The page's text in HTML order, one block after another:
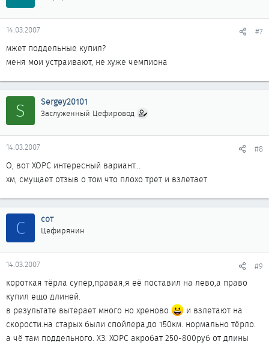
14.03.2007 #7
мжет поддельные купил?
меня мои устраивают, не хуже чемпиона
S Sergey20101
Заслуженный Цефировод
14.03.2007 #8
О, вот ХОРС интересный вариант...
хм, смущает отзыв о том что плохо трет и взлетает
С сот
Цефирянин
14.03.2007 #9
короткая тёрла супер,правая,я её поставил на лево,а право
купил ещо длиней.
в результате вытерает много но хреново
и взлетают на
скорости.на старых были спойлера,до 150км. нормально тёрло.
а чё там поддельного. ХЗ. ХОРС акробат 250-800руб от длины